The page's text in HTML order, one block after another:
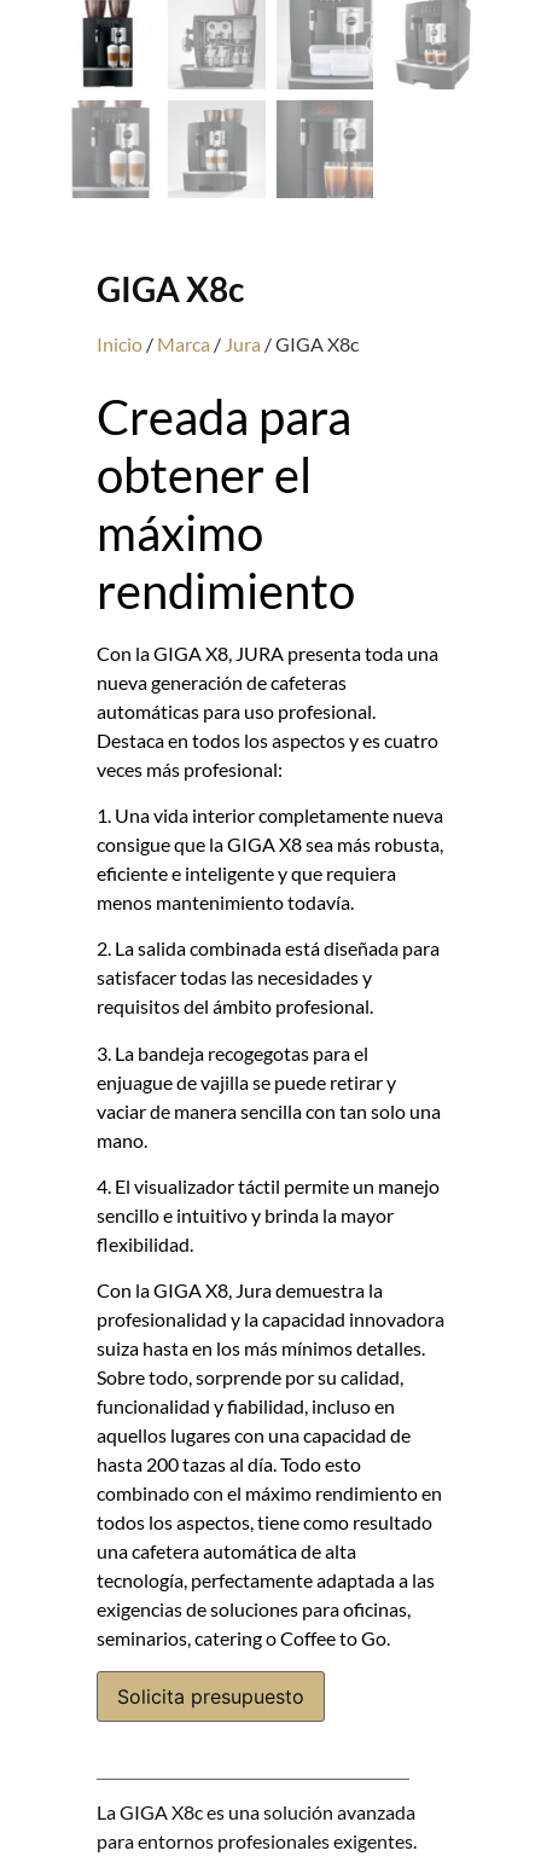
GIGA X8c
Inicio / Marca / Jura / GIGA X8c
Creada para
obtener el
máximo
rendimiento
Con la GIGA X8, JURA presenta toda una
nueva generación de cafeteras
automáticas para uso profesional.
Destaca en todos los aspectos y es cuatro
veces más profesional:
1. Una vida interior completamente nueva
consigue que la GIGA X8 sea más robusta,
eficiente e inteligente y que requiera
menos mantenimiento todavía.
2. La salida combinada está diseñada para
satisfacer todas las necesidades y
requisitos del ámbito profesional.
3. La bandeja recogegotas para el
enjuague de vajilla se puede retirar y
vaciar de manera sencilla con tan solo una
mano.
4. El visualizador táctil permite un manejo
sencillo e intuitivo y brinda la mayor
flexibilidad.
Con la GIGA X8, Jura demuestra la
profesionalidad y la capacidad innovadora
suiza hasta en los más mínimos detalles.
Sobre todo, sorprende por su calidad,
funcionalidad y fiabilidad, incluso en
aquellos lugares con una capacidad de
hasta 200 tazas al día. Todo esto
combinado con el máximo rendimiento en
todos los aspectos, tiene como resultado
una cafetera automática de alta
tecnología, perfectamente adaptada a las
exigencias de soluciones para oficinas,
seminarios, catering o Coffee to Go.
Solicita presupuesto
La GIGA X8c es una solución avanzada
para entornos profesionales exigentes.